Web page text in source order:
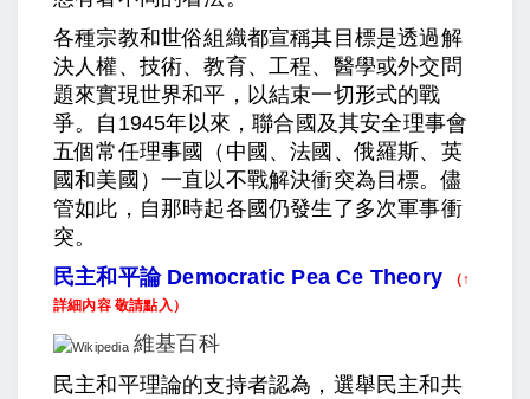
各種宗教和世俗組織都宣稱其目標是透過解
決人權、技術、教育、工程、醫學或外交問
題來實現世界和平，以結束一切形式的戰
爭。自1945年以來，聯合國及其安全理事會
五個常任理事國（中國、法國、俄羅斯、英
國和美國）一直以不戰解決衝突為目標。儘
管如此，自那時起各國仍發生了多次軍事衝
突。
民主和平論 Democratic Pea Ce Theory
（↑
詳細內容 敬請點入）
維基百科
民主和平理論的支持者認為，選舉民主和共